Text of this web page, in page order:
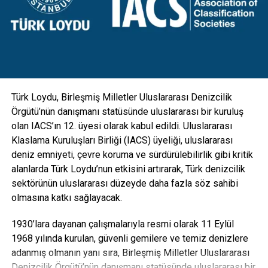
Araştırmaya göre, 2013 yılında önceki yıllara benzer
çok müşteri temsilcisi, telekomünikasyon ve finans
sektörlerinde istihdam edildi. 2013 yılında kamu
sektöründe çalışan müşteri temsilcisi sayısında önemli bir
artış gözlemlendi.
2014’e yönelik öngörüler
Gelecek dönemde yukarıda bahsettiğimiz duyulan yasal
gerçekleşmesi ve ekonomideki olumlu gelişimin devam
etmesi durumunda sektörümüzün istikrarlı bir şekilde
gelişimini sürdüreceğini öngörüyoruz. Bu doğrultudaki
donatıldı. Aydınlatmanın yanı sıra kamera, GSM, hoparlör
gibi ekipmanlarla da entegre edilebilecek esneklikte
Türk Loydu, Birleşmiş Milletler Uluslararası Denizcilik
Örgütü’nün danışmanı statüsünde uluslararası bir kuruluş
olan IACS’ın 12. üyesi olarak kabul edildi. Uluslararası
Klaslama Kuruluşları Birliği (IACS) üyeliği, uluslararası
deniz emniyeti, çevre koruma ve sürdürülebilirlik gibi kritik
alanlarda Türk Loydu’nun etkisini artırarak, Türk denizcilik
sektörünün uluslararası düzeyde daha fazla söz sahibi
olmasına katkı sağlayacak.
1930’lara dayanan çalışmalarıyla resmi olarak 11 Eylül
1968 yılında kurulan, güvenli gemilere ve temiz denizlere
adanmış olmanın yanı sıra, Birleşmiş Milletler Uluslararası